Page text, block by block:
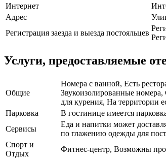
Интернет
Адрес
Регистрация заезда и выезда постояльцев
Услуги, предоставляемые
Общие
Номера с ванной, Есть
Звукоизолированные
для курения, На территории
Парковка
В гостинице имеется
Сервисы
Еда и напитки может
по глажению одежды для
Спорт и
Отдых
Фитнес-центр, Возможны